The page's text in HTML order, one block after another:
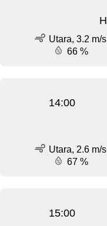
Utara, 3.2 m/s
66 %
14:00
Utara, 2.6 m/s
67 %
15:00